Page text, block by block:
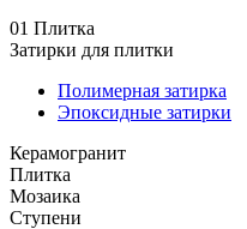
01 Плитка
Затирки для плитки
Полимерная затирка
Эпоксидные затирки
Керамогранит
Плитка
Мозаика
Ступени